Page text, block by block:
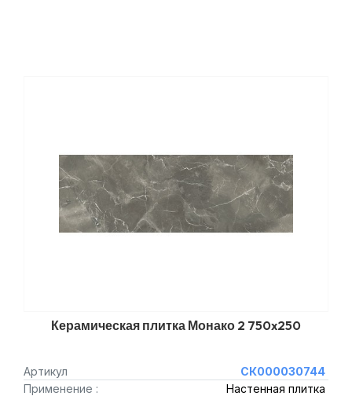
Керамическая плитка Монако 2 750x250
Артикул
СК000030744
Применение :
Настенная плитка